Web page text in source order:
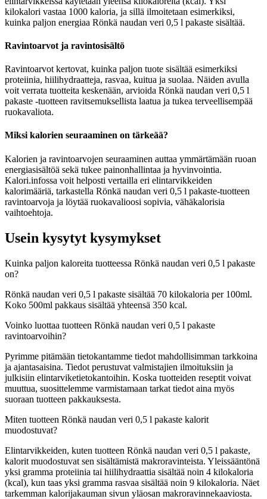
kilokalori vastaa 1000 kaloria, ja sillä ilmoitetaan esimerkiksi,
kuinka paljon energiaa Rönkä naudan veri 0,5 l pakaste sisältää.
Ravintoarvot ja ravintosisältö
Ravintoarvot kertovat, kuinka paljon tuote sisältää esimerkiksi
proteiinia, hiilihydraatteja, rasvaa, kuitua ja suolaa. Näiden avulla
voit verrata tuotteita keskenään, arvioida Rönkä naudan veri 0,5 l
pakaste -tuotteen ravitsemuksellista laatua ja tukea terveellisempää
ruokavaliota.
Miksi kalorien seuraaminen on tärkeää?
Kalorien ja ravintoarvojen seuraaminen auttaa ymmärtämään ruoan
energiasisältöä sekä tukee painonhallintaa ja hyvinvointia.
Kalori.infossa voit helposti vertailla eri elintarvikkeiden
kalorimääriä, tarkastella Rönkä naudan veri 0,5 l pakaste-tuotteen
ravintoarvoja ja löytää ruokavalioosi sopivia, vähäkalorisia
vaihtoehtoja.
Usein kysytyt kysymykset
Kuinka paljon kaloreita tuotteessa Rönkä naudan veri 0,5 l pakaste
on?
Rönkä naudan veri 0,5 l pakaste sisältää 70 kilokaloria per 100ml.
Koko 500ml pakkaus sisältää yhteensä 350 kcal.
Voinko luottaa tuotteen Rönkä naudan veri 0,5 l pakaste
ravintoarvoihin?
Pyrimme pitämään tietokantamme tiedot mahdollisimman tarkkoina
ja ajantasaisina. Tiedot perustuvat valmistajien ilmoituksiin ja
julkisiin elintarviketietokantoihin. Koska tuotteiden reseptit voivat
muuttua, suosittelemme varmistamaan tarkat tiedot aina myös
suoraan tuotteen pakkauksesta.
Miten tuotteen Rönkä naudan veri 0,5 l pakaste kalorit
muodostuvat?
Elintarvikkeiden, kuten tuotteen Rönkä naudan veri 0,5 l pakaste,
kalorit muodostuvat sen sisältämistä makroravinteista. Yleissääntönä
yksi gramma proteiinia tai hiilihydraattia sisältää noin 4 kilokaloria
(kcal), kun taas yksi gramma rasvaa sisältää noin 9 kilokaloria. Näet
tarkemman kalorijakauman sivun yläosan makroravinnekaaviosta.